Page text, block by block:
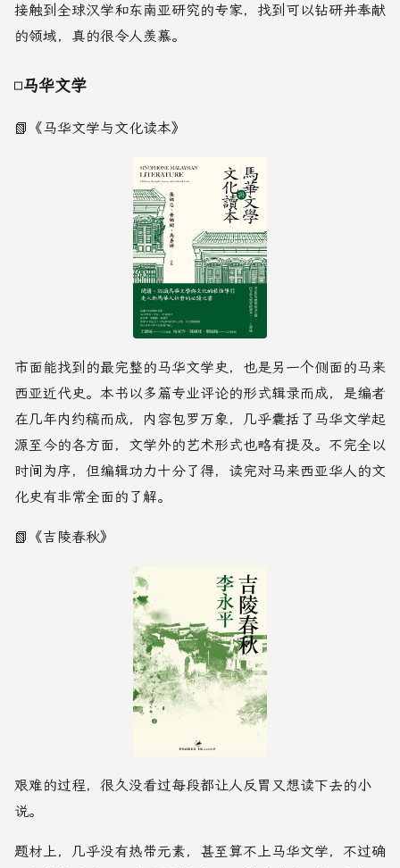
接触到全球汉学和东南亚研究的专家，找到可以钻研并奉献
的领域，真的很令人羡慕。
马华文学
📗 《马华文学与文化读本》
市面能找到的最完整的马华文学史，也是另一个侧面的马来
西亚近代史。本书以多篇专业评论的形式辑录而成，是编者
在几年内约稿而成，内容包罗万象，几乎囊括了马华文学起
源至今的各方面，文学外的艺术形式也略有提及。不完全以
时间为序，但编辑功力十分了得，读完对马来西亚华人的文
化史有非常全面的了解。
📗 《吉陵春秋》
艰难的过程，很久没看过每段都让人反胃又想读下去的小
说。
题材上，几乎没有热带元素，甚至算不上马华文学，不过确